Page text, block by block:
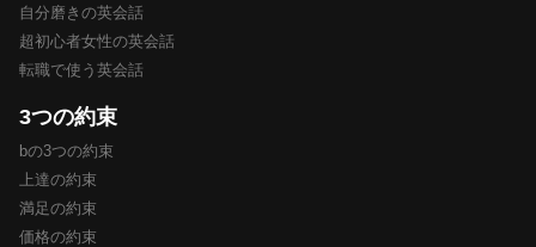
自分磨きの英会話
超初心者女性の英会話
転職で使う英会話
3つの約束
bの3つの約束
上達の約束
満足の約束
価格の約束